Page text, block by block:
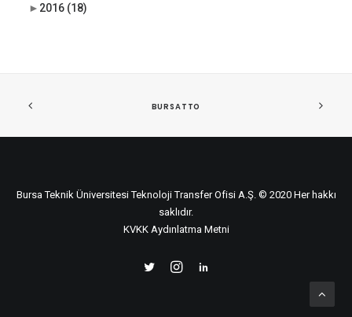
► 2016 (18)
BURSATTO
Bursa Teknik Üniversitesi Teknoloji Transfer Ofisi A.Ş. © 2020 Her hakkı
saklıdır.
KVKK Aydınlatma Metni